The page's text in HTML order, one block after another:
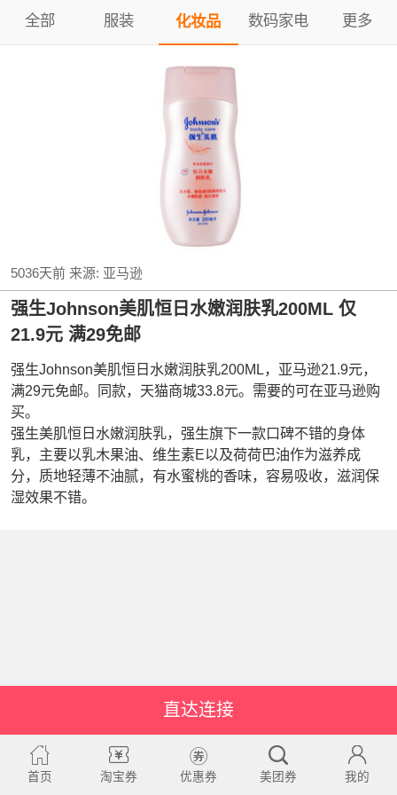
全部 服装 化妆品 数码家电 更多
5036天前来源: 亚马逊
强生Johnson美肌恒日水嫩润肤乳200ML 仅
21.9元 满29免邮
强生Johnson美肌恒日水嫩润肤乳200ML，亚马逊21.9元，
满29元免邮。同款，天猫商城33.8元。需要的可在亚马逊购
买。
强生美肌恒日水嫩润肤乳，强生旗下一款口碑不错的身体
乳，主要以乳木果油、维生素E以及荷荷巴油作为滋养成
分，质地轻薄不油腻，有水蜜桃的香味，容易吸收，滋润保
湿效果不错。
直达连接
首页 淘宝券 优惠券 美团券 我的